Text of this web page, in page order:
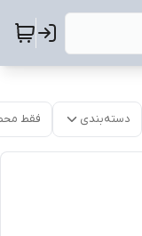
دسته‌بندی فقط